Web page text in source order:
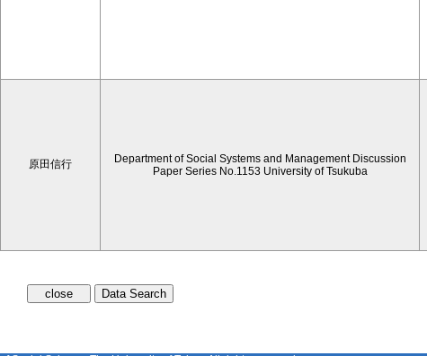
原田信行
Department of Social Systems and Management Discussion
Paper Series No.1153 University of Tsukuba